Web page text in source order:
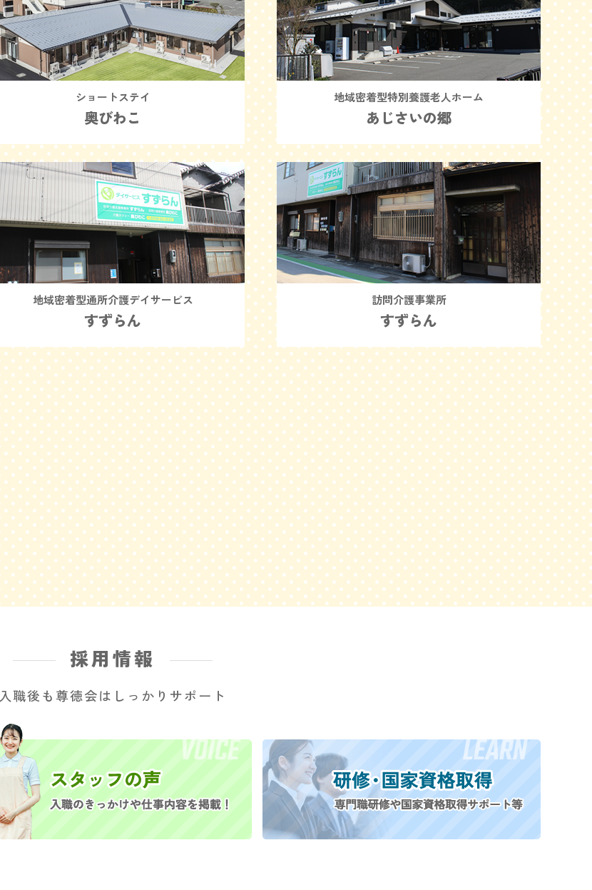
ショートステイ
奥びわこ
地域密着型特別養護老人ホーム
あじさいの郷
地域密着型通所介護デイサービス
すずらん
訪問介護事業所
すずらん
採用情報
入職後も尊徳会はしっかりサポート